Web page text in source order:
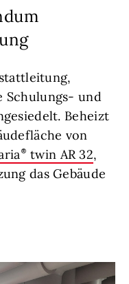
Schulungs- und
Beheizt
von
twin AR 32,
das Gebäude